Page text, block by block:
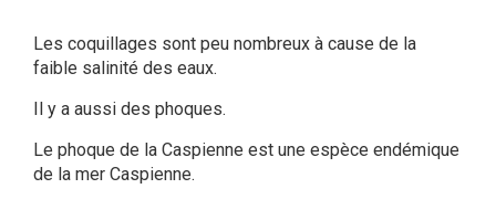
Les coquillages sont peu nombreux à cause de la
faible salinité des eaux.
Il y a aussi des phoques.
Le phoque de la Caspienne est une espèce endémique
de la mer Caspienne.